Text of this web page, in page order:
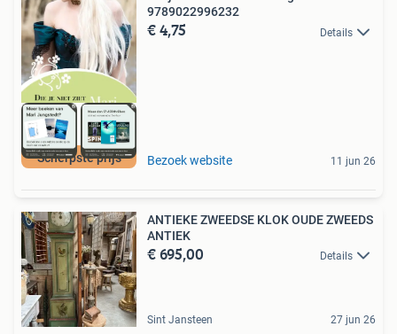
Scherpste prijs
9789022996232
€ 4,75 Details
Bezoek website 11 jun 26
ANTIEKE ZWEEDSE KLOK OUDE ZWEEDS
ANTIEK
€ 695,00 Details
Sint Jansteen 27 jun 26